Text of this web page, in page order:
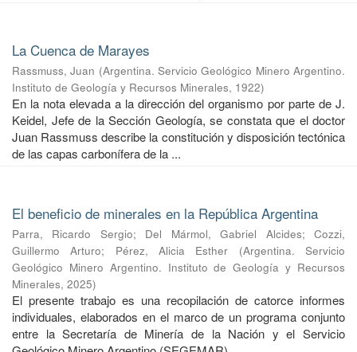
La Cuenca de Marayes
Rassmuss, Juan (Argentina. Servicio Geológico Minero Argentino.
Instituto de Geología y Recursos Minerales, 1922)
En la nota elevada a la dirección del organismo por parte de J.
Keidel, Jefe de la Sección Geología, se constata que el doctor
Juan Rassmuss describe la constitución y disposición tectónica
de las capas carbonífera de la ...
El beneficio de minerales en la República Argentina
Parra, Ricardo Sergio; Del Mármol, Gabriel Alcides;Cozzi,
Guillermo Arturo; Pérez, Alicia Esther (Argentina. Servicio
Geológico Minero Argentino. Instituto de Geología y Recursos
Minerales, 2025)
El presente trabajo es una recopilación de catorce informes
individuales, elaborados en el marco de un programa conjunto
entre la Secretaría de Minería de la Nación y el Servicio